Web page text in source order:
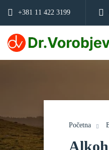
+381 11 422 3199
Početna